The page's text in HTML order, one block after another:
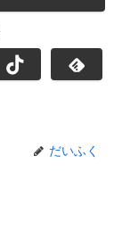
だいふく